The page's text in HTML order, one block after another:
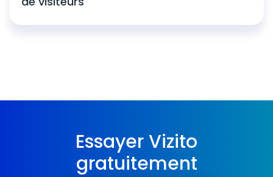
Essayer Vizito
gratuitement